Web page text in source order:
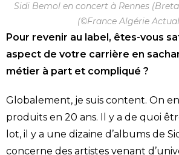
Sidi Bemol en concert à Rennes
(©France Algérie
Pour revenir au label, êtes-vous
aspect de votre carrière en
métier à part et compliqué ?
Globalement, je suis content. On
produits en 20 ans. Il y a de quoi
lot, il y a une dizaine d’albums de
concerne des artistes venant